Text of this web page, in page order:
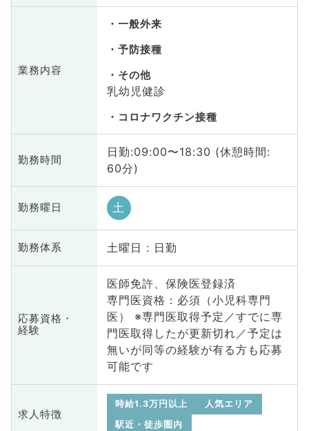
業務内容
一般外来
予防接種
その他
乳幼児健診
コロナワクチン接種
勤務時間
日勤:09:00〜18:30 (休憩時間:
60分)
勤務曜日 土
勤務体系 土曜日 : 日勤
応募資格・
経験
医師免許、保険医登録済
専門医資格：必須（小児科専門
医） ※専門医取得予定／すでに専
門医取得したが更新切れ／予定は
無いが同等の経験が有る方も応募
可能です
求人特徴
時給1.3万円以上
人気エリア
駅近・徒歩圏内